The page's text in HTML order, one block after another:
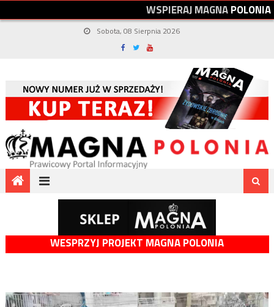
WSPIERAJMAGNAPOLONIA
Sobota, 08 Sierpnia 2026
WESPRZYJ PROJEKT MAGNA POLONIA